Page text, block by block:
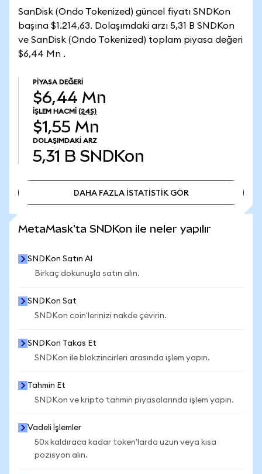
SanDisk (Ondo Tokenized) güncel fiyatı SNDKon
başına $1.214,63. Dolaşımdaki arzı 5,31 B SNDKon
ve SanDisk (Ondo Tokenized) toplam piyasa değeri
$6,44 Mn .
PIYASA DEĞERI
$6,44 Mn
İŞLEM HACMI (24S)
$1,55 Mn
DOLAŞIMDAKI ARZ
5,31 B SNDKon
DAHA FAZLA İSTATİSTİK GÖR
MetaMask'ta SNDKon ile neler yapılır
SNDKon Satın Al
Birkaç dokunuşla satın alın.
SNDKon Sat
SNDKon coin'lerinizi nakde çevirin.
SNDKon Takas Et
SNDKon ile blokzincirleri arasında işlem yapın.
Tahmin Et
SNDKon ve kripto tahmin piyasalarında işlem yapın.
Vadeli İşlemler
50x kaldıraca kadar token'larda uzun veya kısa
pozisyon alın.